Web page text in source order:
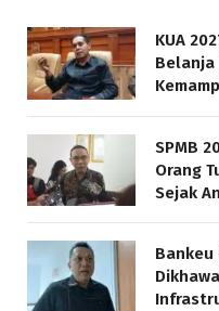
KUA
Belanja
SPMB
Orang
Sejak
Bankeu